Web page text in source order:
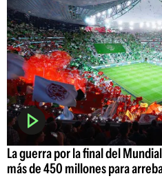
La guerra por la final del
más de 450 millones para